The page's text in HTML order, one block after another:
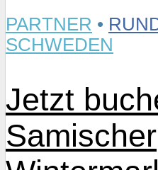
PARTNER •
SCHWEDEN
Jetzt
Samischer